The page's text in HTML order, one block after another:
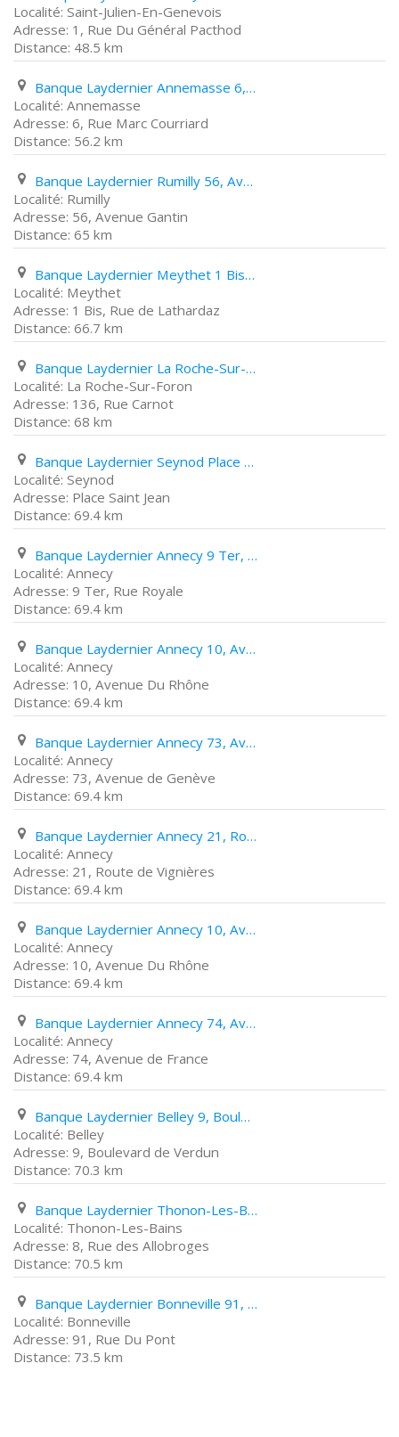
Saint-Julien-En-Genevois
1, Rue Du Général Pacthod
48.5 km
Banque Laydernier Annemasse 6, Rue Marc Courriard
Annemasse
6, Rue Marc Courriard
56.2 km
Banque Laydernier Rumilly 56, Avenue Gantin
Rumilly
56, Avenue Gantin
65 km
Banque Laydernier Meythet 1 Bis, Rue de Lathardaz
Meythet
1 Bis, Rue de Lathardaz
66.7 km
Banque Laydernier La Roche-Sur-Foron 136, Rue Carnot
La Roche-Sur-Foron
136, Rue Carnot
68 km
Banque Laydernier Seynod Place Saint Jean
Seynod
Place Saint Jean
69.4 km
Banque Laydernier Annecy 9 Ter, Rue Royale
Annecy
9 Ter, Rue Royale
69.4 km
Banque Laydernier Annecy 10, Avenue Du Rhône
Annecy
10, Avenue Du Rhône
69.4 km
Banque Laydernier Annecy 73, Avenue de Genève
Annecy
73, Avenue de Genève
69.4 km
Banque Laydernier Annecy 21, Route de Vignières
Annecy
21, Route de Vignières
69.4 km
Banque Laydernier Annecy 10, Avenue Du Rhône
Annecy
10, Avenue Du Rhône
69.4 km
Banque Laydernier Annecy 74, Avenue de France
Annecy
74, Avenue de France
69.4 km
Banque Laydernier Belley 9, Boulevard de Verdun
Belley
9, Boulevard de Verdun
70.3 km
Banque Laydernier Thonon-Les-Bains 8, Rue des Allobroges
Thonon-Les-Bains
8, Rue des Allobroges
70.5 km
Banque Laydernier Bonneville 91, Rue Du Pont
Bonneville
91, Rue Du Pont
73.5 km